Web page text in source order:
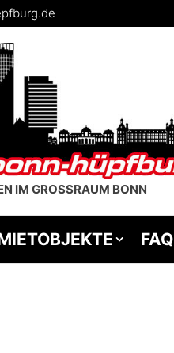
IM GROSSRAUM BONN
FAQ